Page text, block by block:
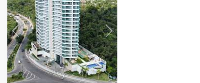
Previous Next
Flores,